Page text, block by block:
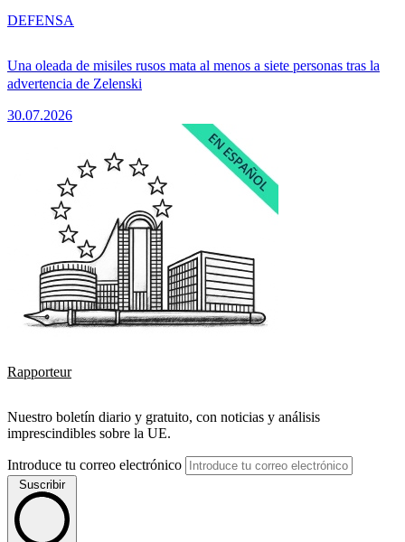
Una oleada de misiles rusos mata al menos a siete personas tras la
advertencia de Zelenski
30.07.2026
DEFENSA
Rapporteur
Nuestro boletín diario y gratuito, con noticias y análisis
imprescindibles sobre la UE.
Introduce tu correo electrónico
Suscribir